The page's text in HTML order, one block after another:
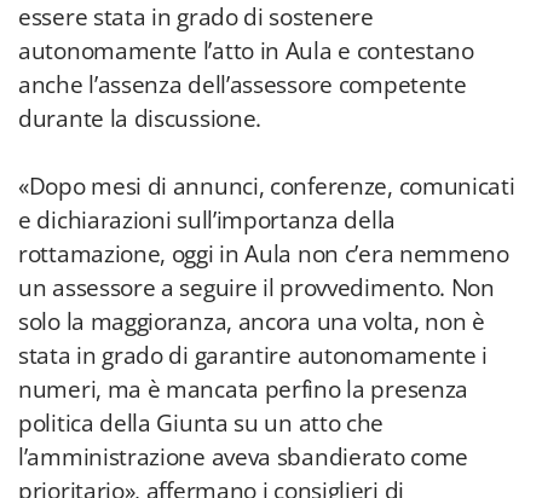
essere stata in grado di sostenere
autonomamente l’atto in Aula e contestano
anche l’assenza dell’assessore competente
durante la discussione.
«Dopo mesi di annunci, conferenze, comunicati
e dichiarazioni sull’importanza della
rottamazione, oggi in Aula non c’era nemmeno
un assessore a seguire il provvedimento. Non
solo la maggioranza, ancora una volta, non è
stata in grado di garantire autonomamente i
numeri, ma è mancata perfino la presenza
politica della Giunta su un atto che
l’amministrazione aveva sbandierato come
prioritario», affermano i consiglieri di